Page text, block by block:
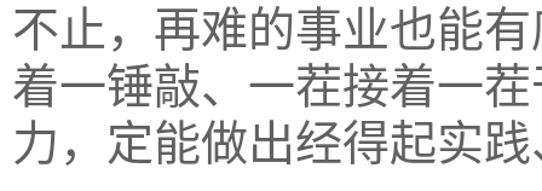
不止，再难的事业也能
着一锤敲、一茬接着一
力，定能做出经得起实